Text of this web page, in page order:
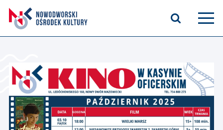
Kasyno Oficerskie
Kino
Bilety